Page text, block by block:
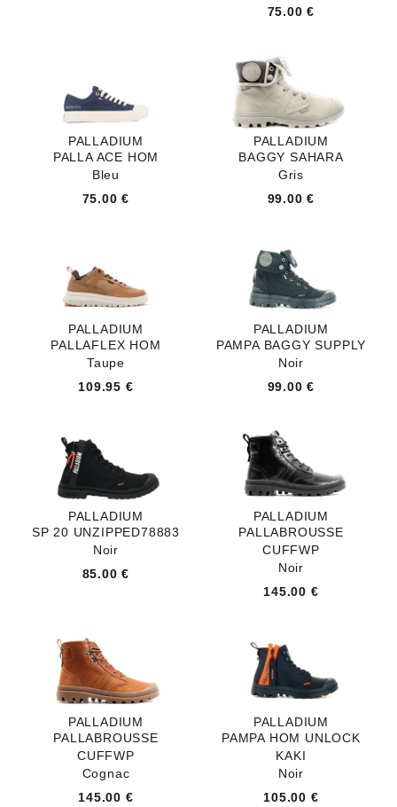
75.00 €
PALLADIUM
PALLA ACE HOM
Bleu
75.00 €
PALLADIUM
BAGGY SAHARA
Gris
99.00 €
PALLADIUM
PALLAFLEX HOM
Taupe
109.95 €
PALLADIUM
PAMPA BAGGY SUPPLY
Noir
99.00 €
PALLADIUM
SP 20 UNZIPPED78883
Noir
85.00 €
PALLADIUM
PALLABROUSSE
CUFFWP
Noir
145.00 €
PALLADIUM
PALLABROUSSE
CUFFWP
Cognac
145.00 €
PALLADIUM
PAMPA HOM UNLOCK
KAKI
Noir
105.00 €